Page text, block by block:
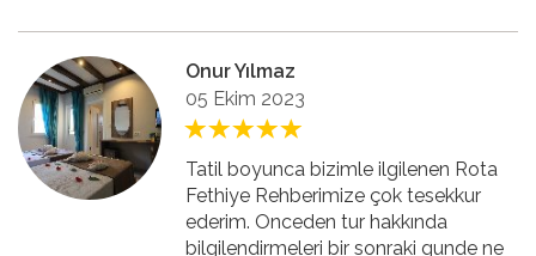
Onur Yılmaz
05 Ekim 2023
Tatil boyunca bizimle ilgilenen Rota
Fethiye Rehberimize çok tesekkur
ederim. Onceden tur hakkında
bilgilendirmeleri bir sonraki gunde ne